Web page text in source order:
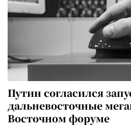
Путин согласился
дальневосточные
Восточном форуме